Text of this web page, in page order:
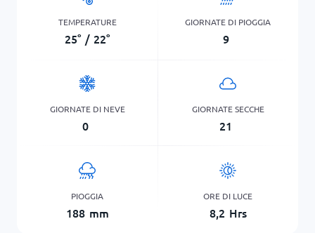
TEMPERATURE
25° / 22°
GIORNATE DI PIOGGIA
9
GIORNATE DI NEVE
0
GIORNATE SECCHE
21
PIOGGIA
188 mm
ORE DI LUCE
8,2 Hrs